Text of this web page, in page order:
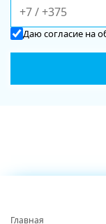
Даюсогласие на
Главная